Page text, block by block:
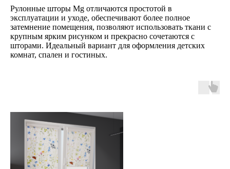
Рулонные шторы Mg отличаются простотой в
эксплуатации и уходе, обеспечивают более полное
затемнение помещения, позволяют использовать ткани с
крупным ярким рисунком и прекрасно сочетаются с
шторами. Идеальный вариант для оформления детских
комнат, спален и гостиных.